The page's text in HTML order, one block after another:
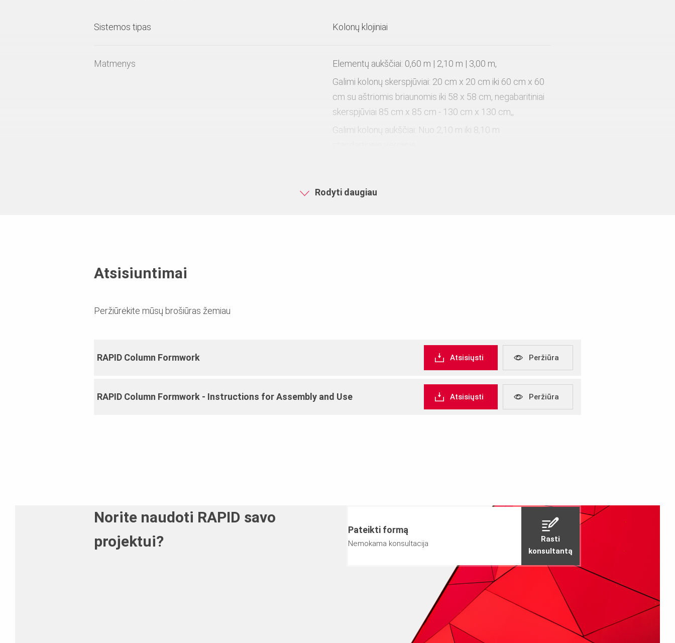
Sistemos tipas Kolonų klojiniai
Matmenys
Elementų aukščiai: 0,60 m | 2,10 m | 3,00 m,
Galimi kolonų skerspjūviai: 20 cm x 20 cm iki 60 cm x 60
cm su aštriomis briaunomis iki 58 x 58 cm, negabaritiniai
skerspjūviai 85 cm x 85 cm - 130 cm x 130 cm,,
Galimi kolonų aukščiai: Nuo 2,10 m iki 8,10 m
Rodyti daugiau
Atsisiuntimai
Peržiūrėkite mūsų brošiūras žemiau
RAPID Column Formwork Atsisiųsti Peržiūra
RAPID Column Formwork ‐ Instructions for Assembly and Use Atsisiųsti Peržiūra
Norite naudoti RAPID savo
projektui?
Pateikti formą
Nemokama konsultacija
Rasti
konsultantą